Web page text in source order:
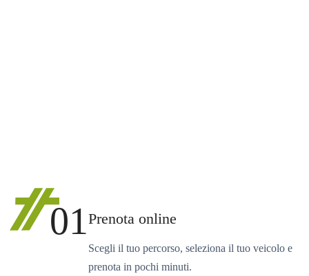
01Prenota online
Scegli il tuo percorso, seleziona il tuo veicolo e
prenota in pochi minuti.